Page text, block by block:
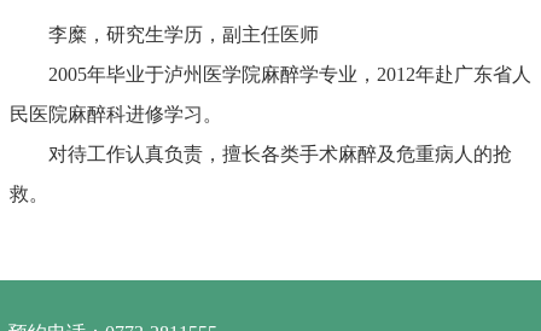
李糜，研究生学历，副主任医师
2005年毕业于泸州医学院麻醉学专业，2012年赴广东省人
民医院麻醉科进修学习。
对待工作认真负责，擅长各类手术麻醉及危重病人的抢
救。